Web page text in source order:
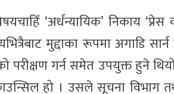
‘अर्धन्यायिक’ निकाय
मुद्दाका रूपमा अगाडि
परीक्षण गर्न समेत उपयुक्त हुने
हो । उसले सूचना विभाग